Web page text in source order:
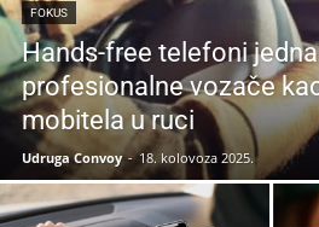
FOKUS
Hands-free telefoni
profesionalne vozače
mobitela u ruci
Udruga Convoy - 18. kolovoza 2025.